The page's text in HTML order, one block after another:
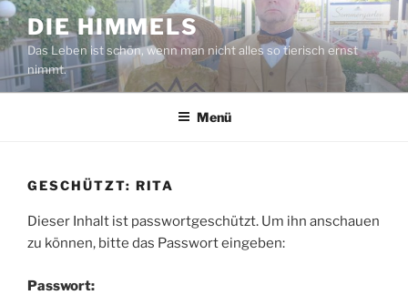
Zum
Inhalt
springen
DIE HIMMELS
Das Leben ist schön, wenn man nicht alles so tierisch ernst
nimmt.
Menü
GESCHÜTZT: RITA
Dieser Inhalt ist passwortgeschützt. Um ihn anschauen
zu können, bitte das Passwort eingeben:
Passwort: